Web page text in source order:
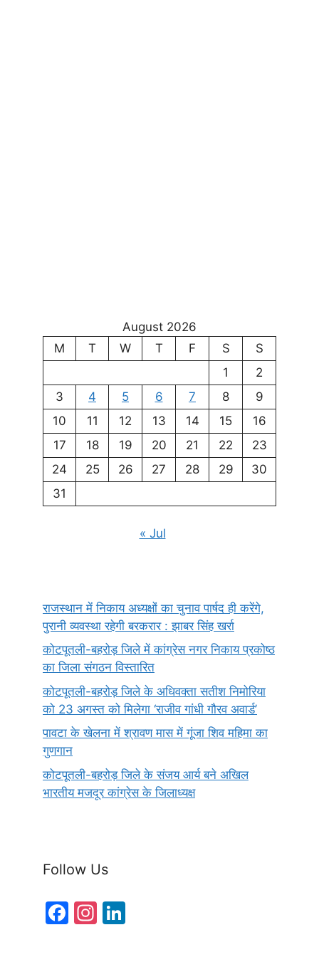
August 2026
M
T W T F S
S
1
2
3
4 5 6 7 8
9
10
11 12 13 14 15
16
17
18 19 20 21 22
23
24
25 26 27 28 29
30
31
« Jul
राजस्थान में निकाय अध्यक्षों का चुनाव पार्षद ही करेंगे,
पुरानी व्यवस्था रहेगी बरकरार : झाबर सिंह खर्रा
कोटपूतली-बहरोड़ जिले में कांग्रेस नगर निकाय प्रकोष्ठ
का जिला संगठन विस्तारित
कोटपूतली-बहरोड़ जिले के अधिवक्ता सतीश निमोरिया
को 23 अगस्त को मिलेगा ‘राजीव गांधी गौरव अवार्ड’
पावटा के खेलना में श्रावण मास में गूंजा शिव महिमा का
गुणगान
कोटपूतली-बहरोड़ जिले के संजय आर्य बने अखिल
भारतीय मजदूर कांग्रेस के जिलाध्यक्ष
Follow Us
F
In